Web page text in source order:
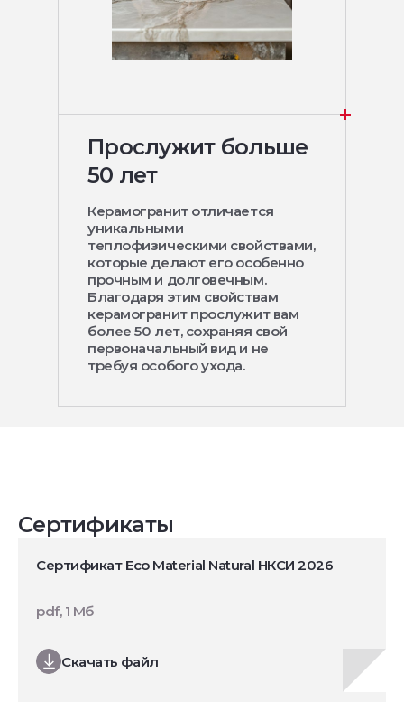
Прослужит больше
50 лет
Керамогранит отличается
уникальными
теплофизическими свойствами,
которые делают его особенно
прочным и долговечным.
Благодаря этим свойствам
керамогранит прослужит вам
более 50 лет, сохраняя свой
первоначальный вид и не
требуя особого ухода.
Сертификаты
Сертификат Eco Material Natural НКСИ 2026
Скачать файл
pdf, 1 Мб